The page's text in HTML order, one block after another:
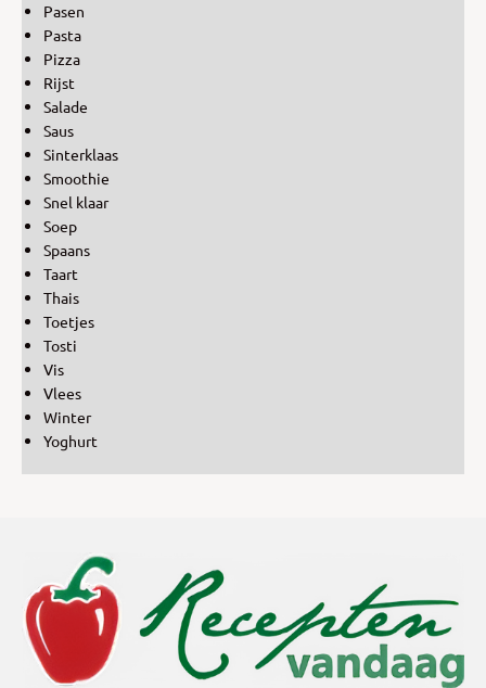
Pasen
Pasta
Pizza
Rijst
Salade
Saus
Sinterklaas
Smoothie
Snel klaar
Soep
Spaans
Taart
Thais
Toetjes
Tosti
Vis
Vlees
Winter
Yoghurt